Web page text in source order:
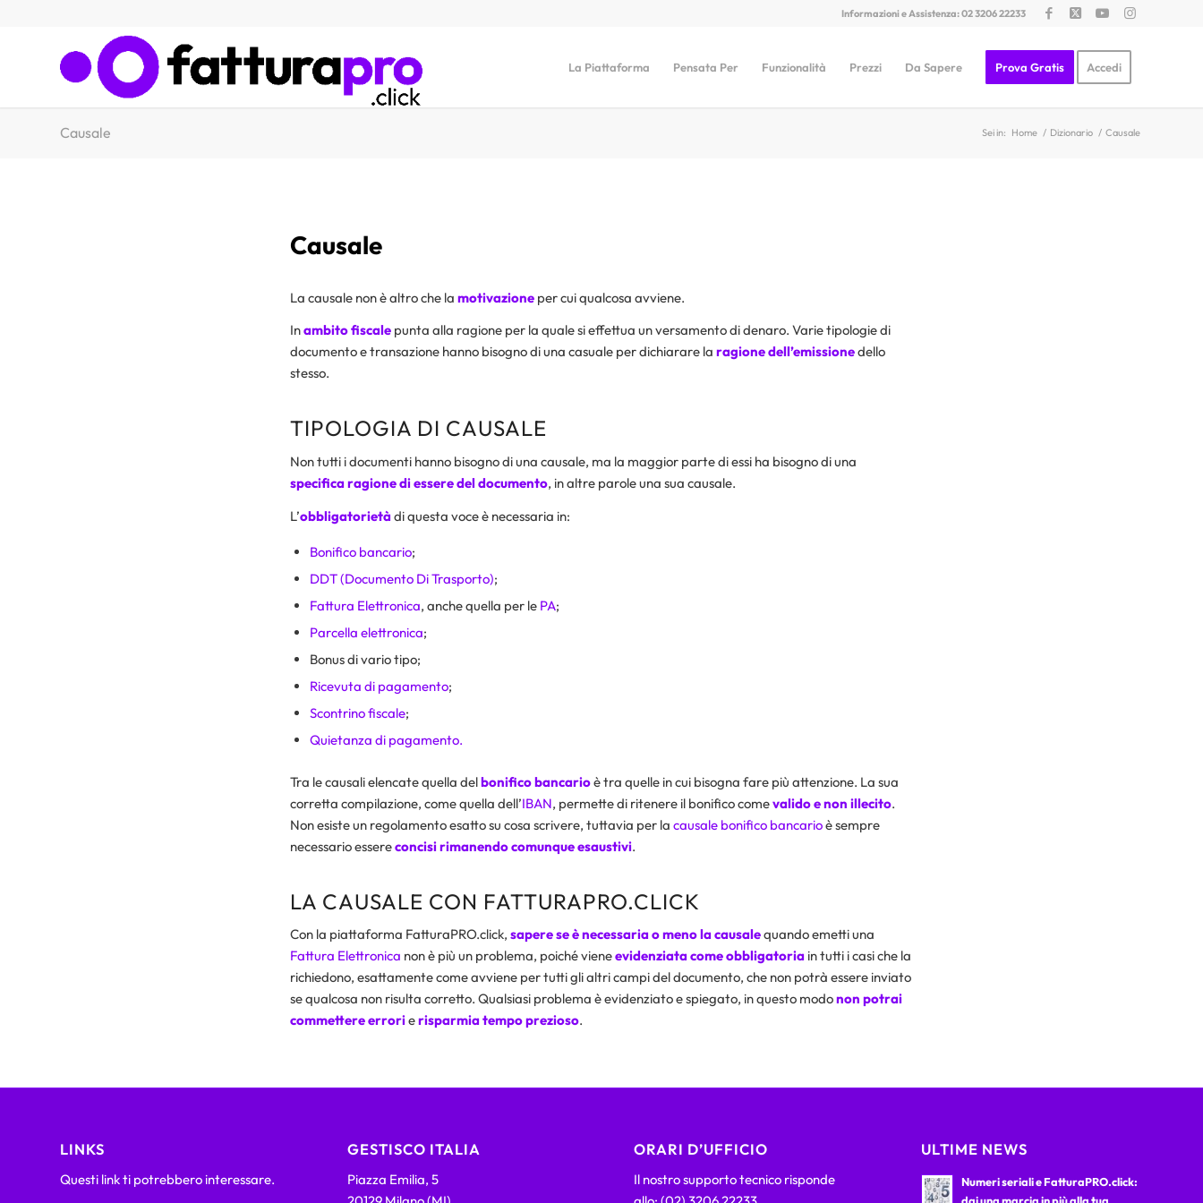
Informazioni e Assistenza: 02 3206 22233
La Piattaforma Pensata Per Funzionalità Prezzi Da Sapere Prova Gratis Accedi
Causale Sei in: Home / Dizionario / Causale
Causale
La causale non è altro che la motivazioneper cui qualcosa avviene.
Inambito fiscale punta alla ragione per la quale si effettua un versamento di denaro. Varie tipologie di
documento e transazione hanno bisogno di una casuale per dichiarare la ragione dell’emissionedello
stesso.
TIPOLOGIA DI CAUSALE
Non tutti i documenti hanno bisogno di una causale, ma la maggior parte di essi ha bisogno di una
specifica ragione di essere del documento, in altre parole una sua causale.
L’obbligatorietàdi questa voce è necessaria in:
Bonifico bancario;
DDT (Documento Di Trasporto);
Fattura Elettronica, anche quella per le PA;
Parcella elettronica;
Bonus di vario tipo;
Ricevuta di pagamento;
Scontrino fiscale;
Quietanza di pagamento.
Tra le causali elencate quella delbonifico bancarioè tra quelle in cui bisogna fare più attenzione. La sua
corretta compilazione, come quella dell’IBAN, permette di ritenere il bonifico comevalido e non illecito.
Non esiste un regolamento esatto su cosa scrivere, tuttavia per la causale bonifico bancarioè sempre
necessario essereconcisi rimanendo comunque esaustivi.
LA CAUSALE CON FATTURAPRO.CLICK
Con la piattaforma FatturaPRO.click, sapere se è necessaria o meno la causalequando emetti una
Fattura Elettronica non è più un problema, poiché vieneevidenziata come obbligatoria in tutti i casi che la
richiedono, esattamente come avviene per tutti gli altri campi del documento, che non potrà essere inviato
se qualcosa non risulta corretto. Qualsiasi problema è evidenziato e spiegato, in questo modonon potrai
commettere errorierisparmia tempo prezioso.
LINKS
Questi link ti potrebbero interessare.
GESTISCO ITALIA
Piazza Emilia, 5
ORARI D’UFFICIO
Il nostro supporto tecnico risponde
ULTIME NEWS
Numeri seriali e FatturaPRO.click: